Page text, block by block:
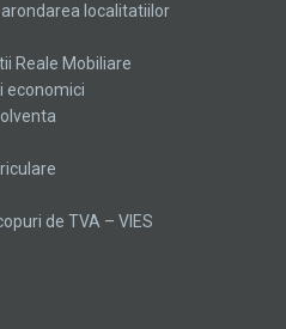
localitatiilor
Reale Mobiliare
economici
de TVA – VIES